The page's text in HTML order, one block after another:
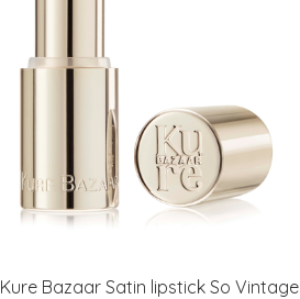
Kure Bazaar Satin lipstick So Vintage